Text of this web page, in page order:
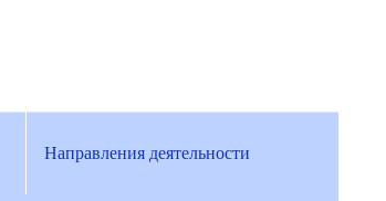
Направления деятельности